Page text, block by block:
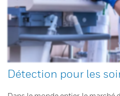
Détection pour les